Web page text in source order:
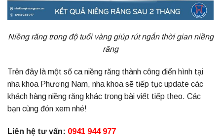
Niềng răng trong độ tuổi vàng giúp rút ngắn thời gian niềng
răng
Trên đây là một số ca niềng răng thành công điển hình tại
nha khoa Phương Nam, nha khoa sẽ tiếp tục update các
khách hàng niềng răng khác trong bài viết tiếp theo. Các
bạn cùng đón xem nhé!
Liên hệ tư vấn: 0941 944 977